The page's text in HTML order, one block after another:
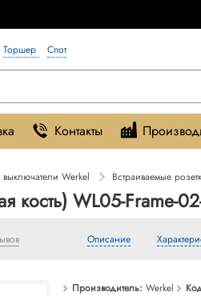
Торшер
Спот
Контакты
выключатели Werkel Встраиваемые
кость) WL05-Frame-
Описание
Производитель: Werkel